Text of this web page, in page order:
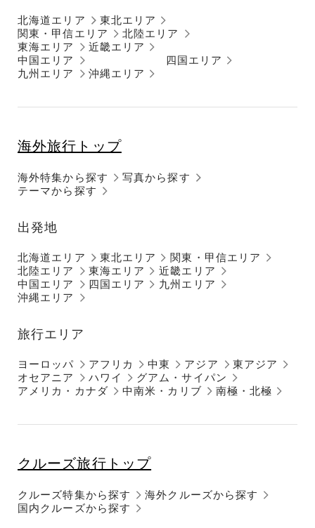
北海道エリア
東北エリア
関東・甲信エリア
北陸エリア
東海エリア
近畿エリア
中国エリア
四国エリア
九州エリア
沖縄エリア
海外旅行トップ
海外特集から探す
テーマから探す
写真から探す
出発地
北海道エリア 東北エリア
関東・甲信エリア
北陸エリア
東海エリア
近畿エリア
中国エリア
四国エリア
九州エリア
沖縄エリア
旅行エリア
ヨーロッパ アフリカ 中東 アジア
東アジア
オセアニア
ハワイ
グアム・サイパン
アメリカ・カナダ
中南米・カリブ 南極・北極
クルーズ旅行トップ
クルーズ特集から探す
国内クルーズから探す
海外クルーズから探す